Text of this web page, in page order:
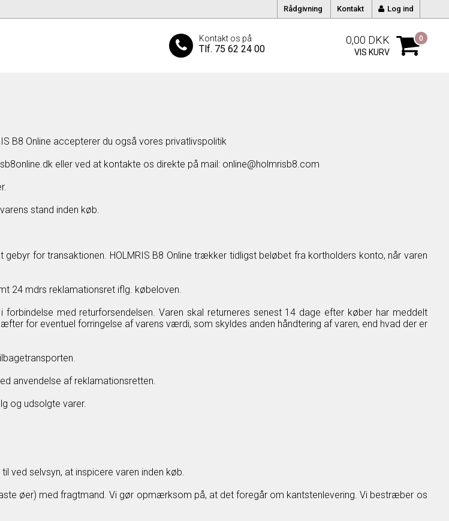
Rådgivning Kontakt Log ind
Kontakt os på
Tlf. 75 62 24 00
0
0,00 DKK
VIS KURV
B8 Online accepterer du også vores privatlivspolitik
eller ved at kontakte os direkte på mail: online@holmrisb8.com
stand inden køb.
for transaktionen. HOLMRIS B8 Online trækker tidligst beløbet fra kortholders konto, når varen
24 mdrs reklamationsret iflg. købeloven.
med returforsendelsen. Varen skal returneres senest 14 dage efter køber har meddelt
for eventuel forringelse af varens værdi, som skyldes anden håndtering af varen, end hvad der er
anvendelse af reklamationsretten.
og udsolgte varer.
ved selvsyn, at inspicere varen inden køb.
øer) med fragtmand. Vi gør opmærksom på, at det foregår om kantstenlevering. Vi bestræber os